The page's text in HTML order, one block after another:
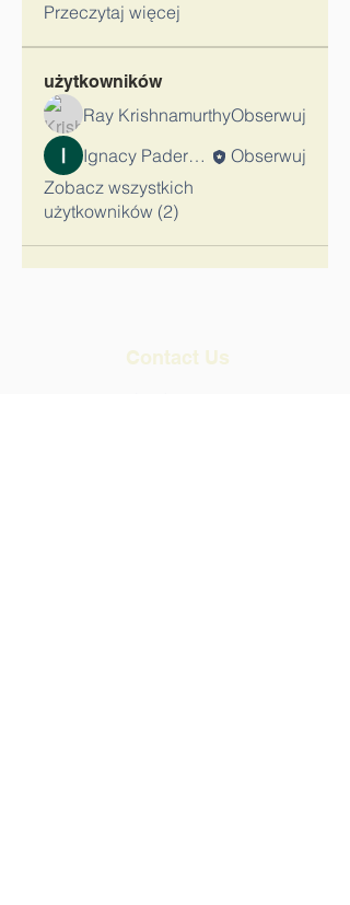
Przeczytaj więcej
użytkowników
Ray KrishnamurthyObserwuj
Ignacy Paderewski_Admin
Obserwuj
Zobacz wszystkich
użytkowników (2)
Contact Us